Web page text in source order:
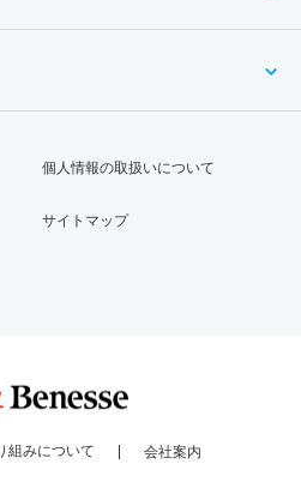
個人情報の取扱いについて
サイトマップ
組みについて 会社案内